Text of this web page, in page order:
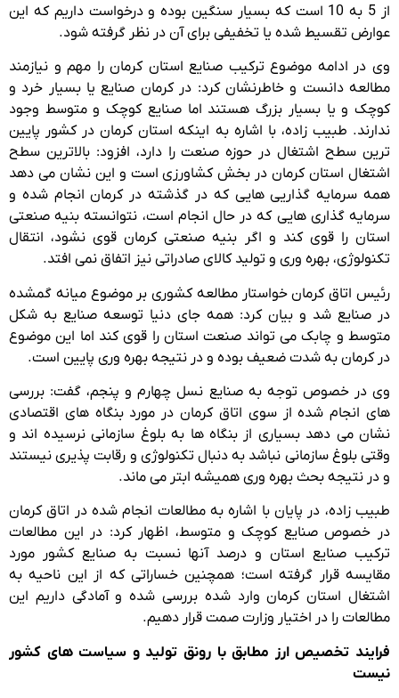
از 5 به 10 است که بسیار سنگین بوده و درخواست داریم که این
عوارض تقسیط شده یا تخفیفی برای آن در نظر گرفته شود.
وی در ادامه موضوع ترکیب صنایع استان کرمان را مهم و نیازمند
مطالعه دانست و خاطرنشان کرد: در کرمان صنایع یا بسیار خرد و
کوچک و یا بسیار بزرگ هستند اما صنایع کوچک و متوسط وجود
ندارند. طبیب زاده، با اشاره به اینکه استان کرمان در کشور پایین
ترین سطح اشتغال در حوزه صنعت را دارد، افزود: بالاترین سطح
اشتغال استان کرمان در بخش کشاورزی است و این نشان می دهد
همه سرمایه گذاریی هایی که در گذشته در کرمان انجام شده و
سرمایه گذاری هایی که در حال انجام است، نتوانسته بنیه صنعتی
استان را قوی کند و اگر بنیه صنعتی کرمان قوی نشود، انتقال
تکنولوژی، بهره وری و تولید کالای صادراتی نیز اتفاق نمی افتد.
رئیس اتاق کرمان خواستار مطالعه کشوری بر موضوع میانه گمشده
در صنایع شد و بیان کرد: همه جای دنیا توسعه صنایع به شکل
متوسط و چابک می تواند صنعت استان را قوی کند اما این موضوع
در کرمان به شدت ضعیف بوده و در نتیجه بهره وری پایین است.
وی در خصوص توجه به صنایع نسل چهارم و پنجم، گفت: بررسی
های انجام شده از سوی اتاق کرمان در مورد بنگاه های اقتصادی
نشان می دهد بسیاری از بنگاه ها به بلوغ سازمانی نرسیده اند و
وقتی بلوغ سازمانی نباشد به دنبال تکنولوژی و رقابت پذیری نیستند
و در نتیجه بحث بهره وری همیشه ابتر می ماند.
طبیب زاده، در پایان با اشاره به مطالعات انجام شده در اتاق کرمان
در خصوص صنایع کوچک و متوسط، اظهار کرد: در این مطالعات
ترکیب صنایع استان و درصد آنها نسبت به صنایع کشور مورد
مقایسه قرار گرفته است؛ همچنین خساراتی که از این ناحیه به
اشتغال استان کرمان وارد شده بررسی شده و آمادگی داریم این
مطالعات را در اختیار وزارت صمت قرار دهیم.
فرایند تخصیص ارز مطابق با رونق تولید و سیاست های کشور
نیست